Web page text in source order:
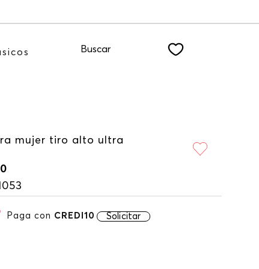
Buscar
mujer tiro alto ultra
Paga con CREDI10 Solicitar